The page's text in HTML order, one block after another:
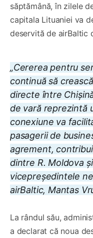
săptămână, în zilele
capitala Lituaniei va
deservită de airBaltic
„Cererea pentru
continuă să
directe între
de vară reprezintă
conexiune va
pasagerii de
agrement,
dintre R. Moldova
vicepreședintele
airBaltic, Mantas
La rândul său,
a declarat că noua